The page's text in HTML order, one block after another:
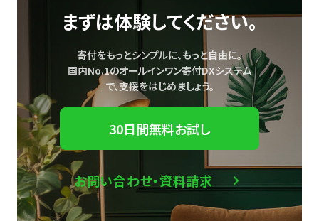
まずは体験してください。
寄付をもっとシンプルに、もっと自由に。
国内No.1のオールインワン寄付DXシステム
で、支援をはじめましょう。
30日間無料お試し
お問い合わせ・資料請求